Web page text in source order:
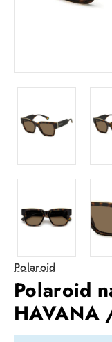
Polaroid
Polaroid
HAVANA